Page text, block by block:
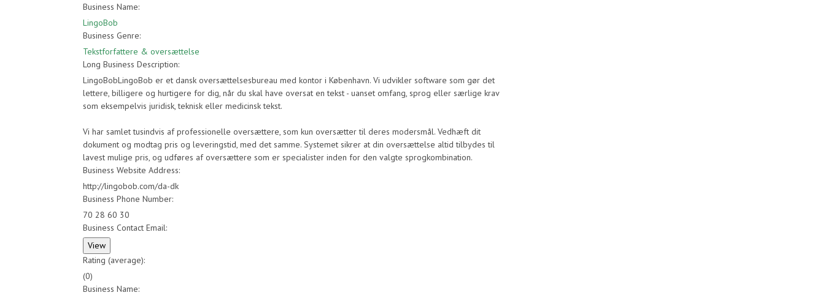
Business Name:
LingoBob
Business Genre:
Tekstforfattere & oversættelse
Long Business Description:
LingoBobLingoBob er et dansk oversættelsesbureau med kontor i København. Vi udvikler software som gør det
lettere, billigere og hurtigere for dig, når du skal have oversat en tekst - uanset omfang, sprog eller særlige krav
som eksempelvis juridisk, teknisk eller medicinsk tekst.
Vi har samlet tusindvis af professionelle oversættere, som kun oversætter til deres modersmål. Vedhæft dit
dokument og modtag pris og leveringstid, med det samme. Systemet sikrer at din oversættelse altid tilbydes til
lavest mulige pris, og udføres af oversættere som er specialister inden for den valgte sprogkombination.
Business Website Address:
http://lingobob.com/da-dk
Business Phone Number:
70 28 60 30
Business Contact Email:
Rating (average):
(0)
Business Name: